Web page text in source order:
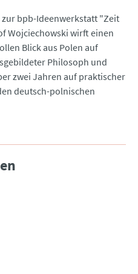
bpb-Ideenwerkstatt "Zeit
Blick aus Polen auf
Philosoph und
zwei Jahren auf praktischer
deutsch-polnischen